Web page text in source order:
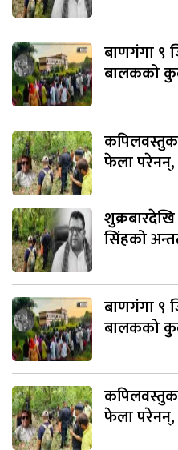
बाणगंगा ९
बालकको
फेला परेनन्,
सिंहको
बाणगंगा ९
बालकको
फेला परेनन्,